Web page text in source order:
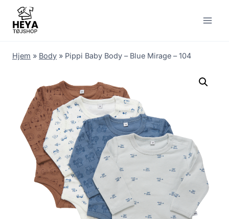
content
Hjem » Body » Pippi Baby Body – Blue Mirage – 104